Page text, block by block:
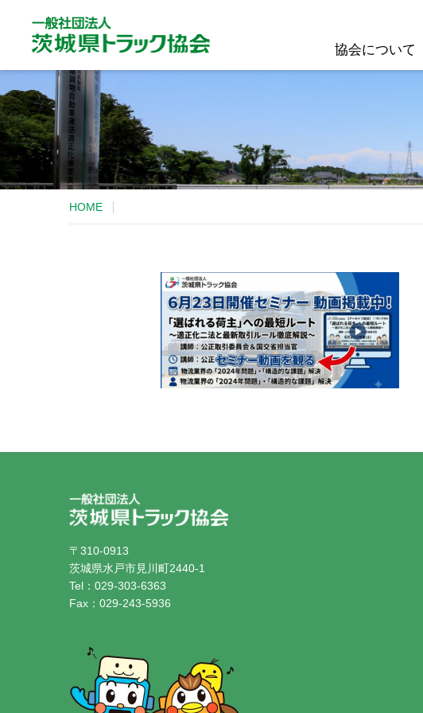
協会について
HOME
〒310-0913
茨城県水戸市見川町2440-1
Tel：029-303-6363
Fax：029-243-5936